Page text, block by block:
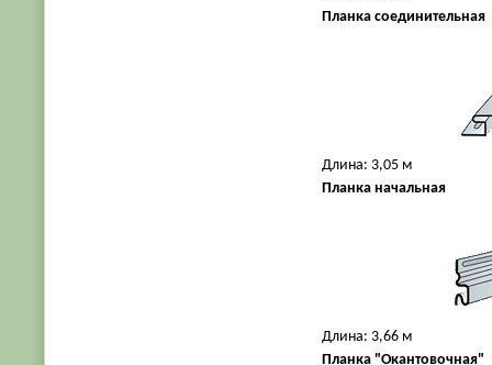
Планка соединительная
Длина: 3,05 м
Планка начальная
Длина: 3,66 м
Планка "Окантовочная"